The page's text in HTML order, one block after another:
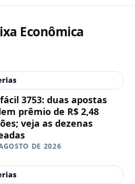
Econômica
3753: duas apostas
prêmio de R$ 2,48
veja as dezenas
DE 2026